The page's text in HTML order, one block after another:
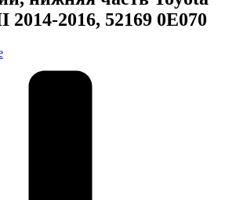
2016, 52169 0E070